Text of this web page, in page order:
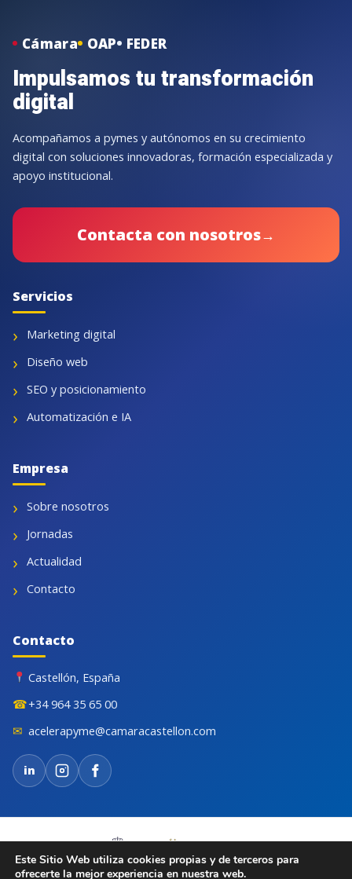
Cámara OAP FEDER
Impulsamos tu transformación
digital
Acompañamos a pymes y autónomos en su crecimiento
digital con soluciones innovadoras, formación especializada y
apoyo institucional.
Contacta con nosotros→
Servicios
Marketing digital
Diseño web
SEO y posicionamiento
Automatización e IA
Empresa
Sobre nosotros
Jornadas
Actualidad
Contacto
Contacto
Castellón, España
☎+34 964 35 65 00
✉ acelerapyme@camaracastellon.com
in
Este Sitio Web utiliza cookies propias y de terceros para
ofrecerte la mejor experiencia en nuestra web.